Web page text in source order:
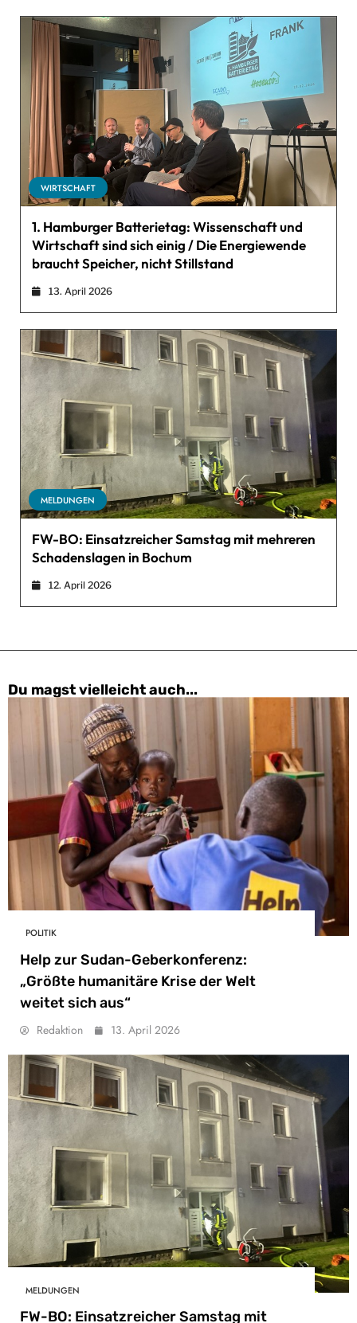
WIRTSCHAFT
1. Hamburger Batterietag: Wissenschaft und
Wirtschaft sind sich einig / Die Energiewende
braucht Speicher, nicht Stillstand
13. April 2026
MELDUNGEN
FW-BO: Einsatzreicher Samstag mit mehreren
Schadenslagen in Bochum
12. April 2026
Du magst vielleicht auch...
POLITIK
Help zur Sudan-Geberkonferenz:
„Größte humanitäre Krise der Welt
weitet sich aus“
Redaktion 13. April 2026
MELDUNGEN
FW-BO: Einsatzreicher Samstag mit